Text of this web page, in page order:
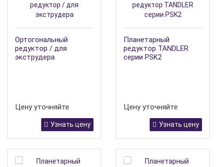
Ортогональный
редуктор / для
экструдера
Цену уточняйте
Узнать цену
Планетарный
редуктор TANDLER
серии PSK2
Цену уточняйте
Узнать цену